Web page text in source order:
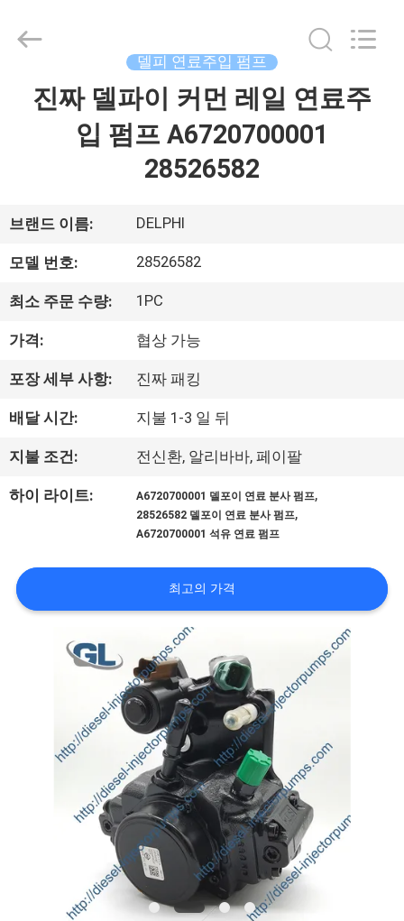
비
디
오
우
리
에
관
것
2021
Guanlian
Hardware
델피 연료주입 펌프
진짜 델파이 커먼 레일 연료주
입 펌프 A6720700001
28526582
브랜드 이름: DELPHI
모델 번호: 28526582
최소 주문 수량: 1PC
가격: 협상 가능
포장 세부 사항: 진짜 패킹
배달 시간: 지불 1-3 일 뒤
지불 조건: 전신환, 알리바바, 페이팔
하이 라이트: A6720700001 델포이 연료 분사 펌프,
28526582 델포이 연료 분사 펌프,
A6720700001 석유 연료 펌프
최고의 가격